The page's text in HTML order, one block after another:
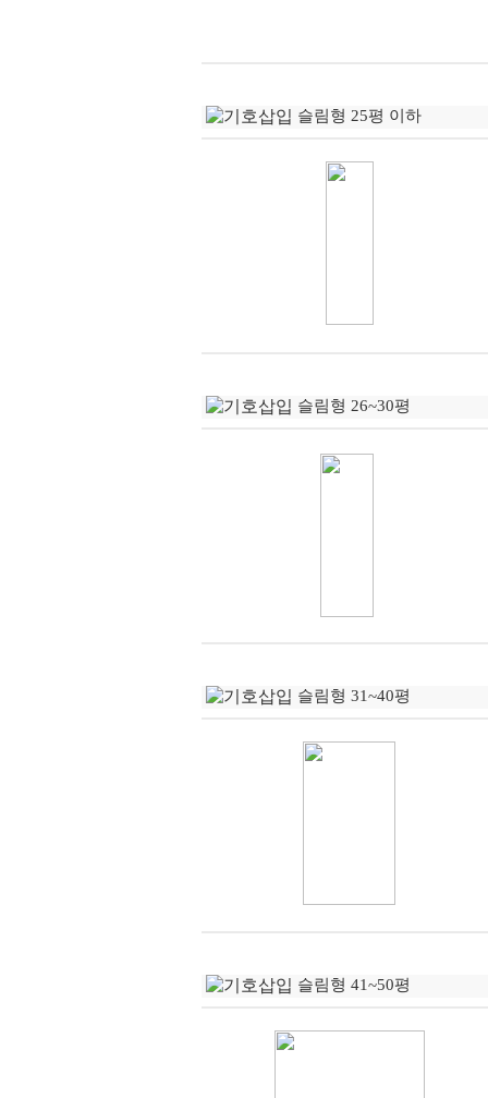
슬림형 25평 이하
슬림형 26~30평
슬림형 31~40평
슬림형 41~50평